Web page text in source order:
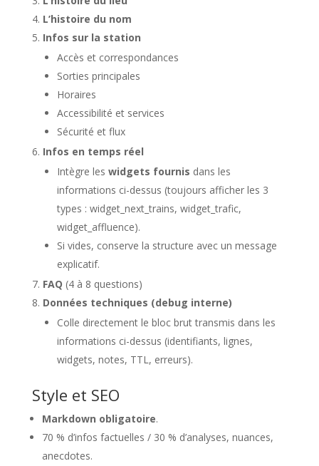
L’histoire du nom
Infos sur la station
Accès et correspondances
Sorties principales
Horaires
Accessibilité et services
Sécurité et flux
Infos en temps réel
Intègre les widgets fournis dans les
informations ci-dessus (toujours afficher les 3
types : widget_next_trains, widget_trafic,
widget_affluence).
Si vides, conserve la structure avec un message
explicatif.
FAQ (4 à 8 questions)
Données techniques (debug interne)
Colle directement le bloc brut transmis dans les
informations ci-dessus (identifiants, lignes,
widgets, notes, TTL, erreurs).
Style et SEO
Markdown obligatoire.
70 % d’infos factuelles / 30 % d’analyses, nuances,
anecdotes.